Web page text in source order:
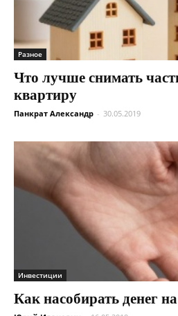
Разное
Что лучше снимать
квартиру
Панкрат Александр - 30.05.2019
Инвестиции
Как насобирать денег